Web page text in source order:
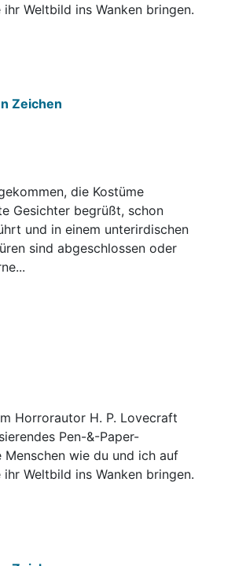
Weltbild ins Wanken bringen.
Zeichen
die Kostüme
Gesichter begrüßt, schon
und in einem unterirdischen
sind abgeschlossen oder
Horrorautor H. P. Lovecraft
Pen-&-Paper-
wie du und ich auf
Weltbild ins Wanken bringen.